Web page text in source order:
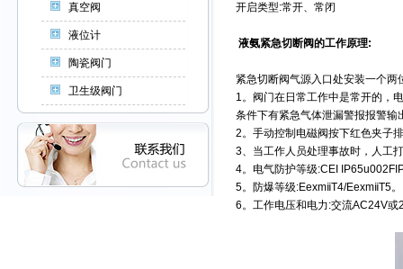
真空阀
液位计
陶瓷阀门
卫生级阀门
开启类型:常开、常闭
液氨紧急切断阀的工作原理:
紧急切断阀气源入口处安装一个
1。阀门在日常工作中是常开的，
条件下有紧急气体泄漏警报报警
2。手动控制电磁阀按下红色夹子
3、当工作人员处理事故时，人工
4。电气防护等级:CEI
5。防爆等级:EexmⅱT4/EexmⅱT5。
6。工作电压和电力:交流AC24V